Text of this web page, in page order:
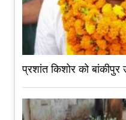
प्रशांत किशोर को